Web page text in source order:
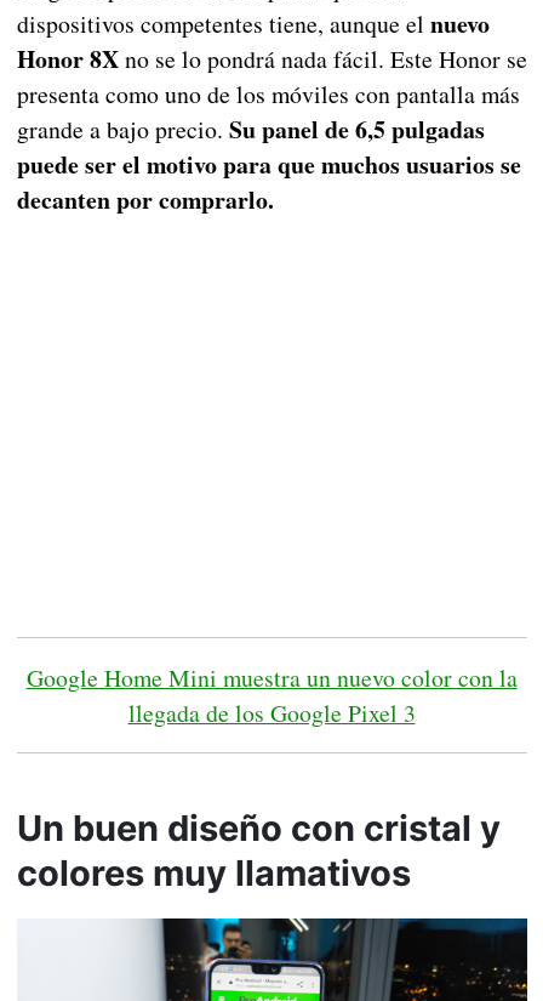
dispositivos competentes tiene, aunque el nuevo
Honor 8Xno se lo pondrá nada fácil. Este Honor se
presenta como uno de los móviles con pantalla más
grande a bajo precio. Su panel de 6,5 pulgadas
puede ser el motivo para que muchos usuarios se
decanten por comprarlo.
Google Home Mini muestra un nuevo color con la
llegada de los Google Pixel 3
Un buen diseño con cristal y
colores muy llamativos